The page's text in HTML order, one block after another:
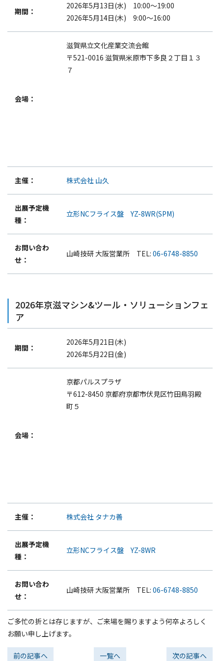
期間：
2026年5月13日(水) 10:00～19:00
2026年5月14日(木) 9:00～16:00
会場：
滋賀県立文化産業交流会館
〒521-0016 滋賀県米原市下多良２丁目１３
７
主催： 株式会社 山久
出展予定機
種：
立形NCフライス盤 YZ-8WR(SPM)
お問い合わ
せ：
山崎技研 大阪営業所 TEL: 06-6748-8850
2026年京滋マシン&ツール・ソリューションフェ
ア
期間：
2026年5月21日(木)
2026年5月22日(金)
会場：
京都パルスプラザ
〒612-8450 京都府京都市伏見区竹田鳥羽殿
町５
主催： 株式会社 タナカ善
出展予定機
種：
立形NCフライス盤 YZ-8WR
お問い合わ
せ：
山崎技研 大阪営業所 TEL: 06-6748-8850
ご多忙の折とは存じますが、ご来場を賜りますよう何卒よろしく
お願い申し上げます。
前の記事へ 一覧へ 次の記事へ